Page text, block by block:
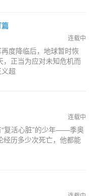
连载中
度降临后，地球暂时恢
，正当为应对未知危机而
超
连载中
复活心脏”的少年——季奥
经历多少次死亡，他都能